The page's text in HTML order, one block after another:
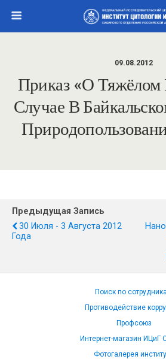
09.08.2012
Приказ «О Тяжёлом
Случае В
Предыдущая Запись
30 Июля - 3 Августа 2012
Года
Поиск по
Противодействие
Профсоюз
Интернет-магазин ИЦиГ
Фотогалерея